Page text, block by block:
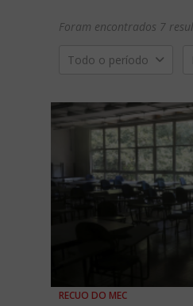
Foram encontrados 7
Todo o período
RECUO DO MEC